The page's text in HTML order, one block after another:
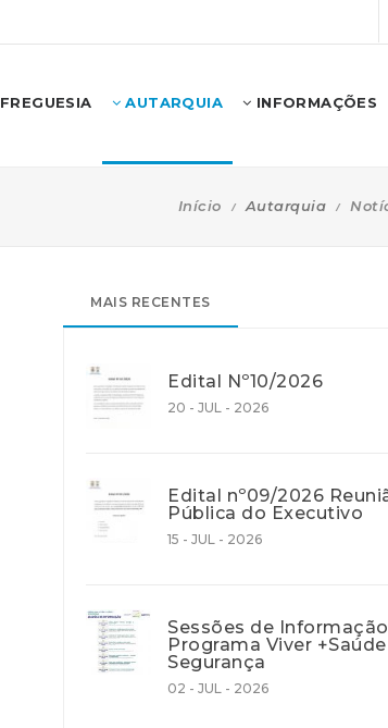
FREGUESIA AUTARQUIA INFORMAÇÕES
Início Autarquia
MAIS RECENTES
Edital Nº10/2026
20 - JUL - 2026
Edital nº09/2026
Pública do Executivo
15 - JUL - 2026
Sessões de
Programa Viver
Segurança
02 - JUL - 2026